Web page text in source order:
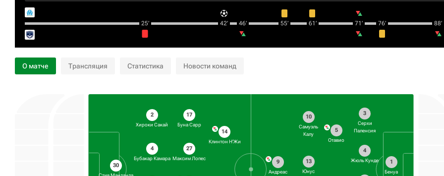
25‎’‎ 42‎’‎ 46‎’‎ 55‎’‎ 61‎’‎ 71‎’‎ 76‎’‎ 88‎’‎
О матче Трансляция Статистика Новости команд
30
2
Хироки Сакай
4
Бубакар Камара
17
Буна Сарр
27
Максим Лопес
14
Клинтон Н'Жи
1
Бенуа
3
Серхи
Паленсия
4
Жюль Кунде
5
Отавио
10
Самуэль
Калу
13
Юнус
9
Андреас